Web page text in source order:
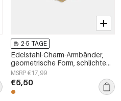
2-5 TAGE
Edelstahl-Charm-Armbänder,
geometrische Form, schlichte
Alltagsserie, Damenschmuck
MSRP €17,99
€5,50